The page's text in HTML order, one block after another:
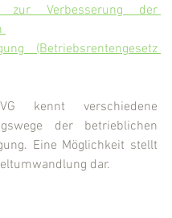
zur Verbesserung der
(Betriebsrentengesetz
kennt verschiedene
der betrieblichen
Eine Möglichkeit stellt
dar.